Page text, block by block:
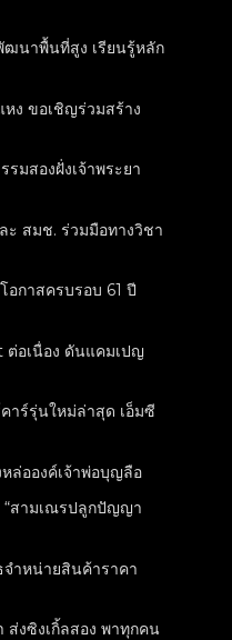
ฒนาพื้นที่สูง เรียนรู้หลัก
หง ขอเชิญร่วมสร้าง
มสองฝั่งเจ้าพระยา
ะ สมช. ร่วมมือทางวิชา
อกาสครบรอบ 61 ปี
อเนื่อง ดันแคมเปญ
าร์รุ่นใหม่ล่าสุด เอ็มซี
ล่อองค์เจ้าพ่อบุญลือ
“สามเณรปลูกปัญญา
จำหน่ายสินค้าราคา
ส่งซิงเกิ้ลสอง พาทุกคน